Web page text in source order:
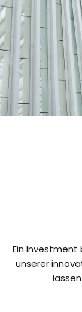
Ein Investment
unserer